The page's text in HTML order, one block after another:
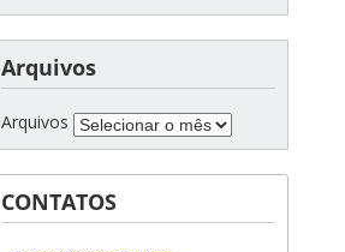
Arquivos
Arquivos
CONTATOS